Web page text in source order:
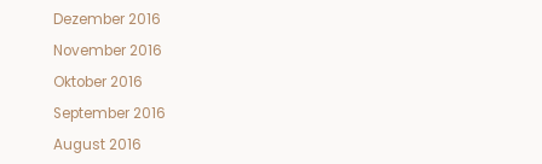
Dezember 2016
November 2016
Oktober 2016
September 2016
August 2016